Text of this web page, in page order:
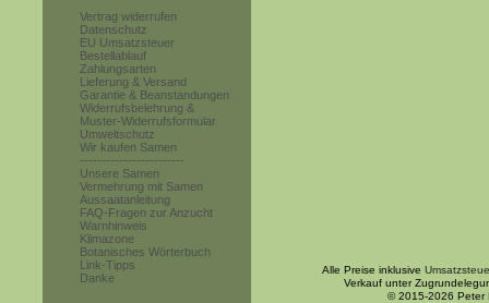
Vertrag widerrufen
Datenschutz
EU Umsatzsteuer
Bestellablauf
Zahlungsarten
Lieferung & Versand
Garantie & Beanstandungen
Widerrufsbelehrung &
Muster-Widerrufsformular
Umweltschutz
Wir kaufen Samen
------------------------
Unsere Samen
Vermehrung mit Samen
Aussaatanleitung
FAQ-Fragen zur Anzucht
Warnhinweis
Klimazone
Botanisches Wörterbuch
Link-Tipps
Danke
Alle Preise inklusive
Verkauf unter
© 2015-2026 Peter